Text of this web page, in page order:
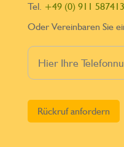
Tel. +49 (0) 911
Oder Vereinbaren Sie